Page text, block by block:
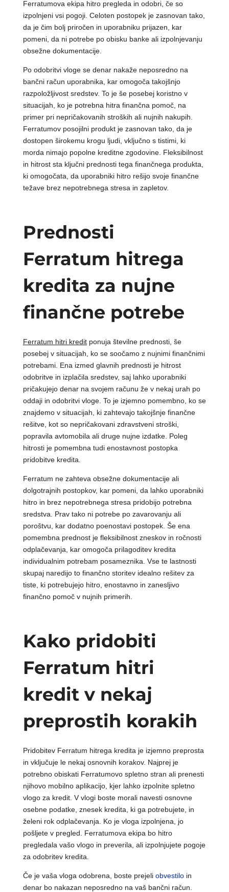
Ferratumova ekipa hitro pregleda in odobri, če so
izpolnjeni vsi pogoji. Celoten postopek je zasnovan tako,
da je čim bolj priročen in uporabniku prijazen, kar
pomeni, da ni potrebe po obisku banke ali izpolnjevanju
obsežne dokumentacije.
Po odobritvi vloge se denar nakaže neposredno na
bančni račun uporabnika, kar omogoča takojšnjo
razpoložljivost sredstev. To je še posebej koristno v
situacijah, ko je potrebna hitra finančna pomoč, na
primer pri nepričakovanih stroških ali nujnih nakupih.
Ferratumov posojilni produkt je zasnovan tako, da je
dostopen širokemu krogu ljudi, vključno s tistimi, ki
morda nimajo popolne kreditne zgodovine. Fleksibilnost
in hitrost sta ključni prednosti tega finančnega produkta,
ki omogočata, da uporabniki hitro rešijo svoje finančne
težave brez nepotrebnega stresa in zapletov.
Prednosti
Ferratum hitrega
kredita za nujne
finančne potrebe
Ferratum hitri kreditponuja številne prednosti, še
posebej v situacijah, ko se soočamo z nujnimi finančnimi
potrebami. Ena izmed glavnih prednosti je hitrost
odobritve in izplačila sredstev, saj lahko uporabniki
pričakujejo denar na svojem računu že v nekaj urah po
oddaji in odobritvi vloge. To je izjemno pomembno, ko se
znajdemo v situacijah, ki zahtevajo takojšnje finančne
rešitve, kot so nepričakovani zdravstveni stroški,
popravila avtomobila ali druge nujne izdatke. Poleg
hitrosti je pomembna tudi enostavnost postopka
pridobitve kredita.
Ferratum ne zahteva obsežne dokumentacije ali
dolgotrajnih postopkov, kar pomeni, da lahko uporabniki
hitro in brez nepotrebnega stresa pridobijo potrebna
sredstva. Prav tako ni potrebe po zavarovanju ali
poroštvu, kar dodatno poenostavi postopek. Še ena
pomembna prednost je fleksibilnost zneskov in ročnosti
odplačevanja, kar omogoča prilagoditev kredita
individualnim potrebam posameznika. Vse te lastnosti
skupaj naredijo to finančno storitev idealno rešitev za
tiste, ki potrebujejo hitro, enostavno in zanesljivo
finančno pomoč v nujnih primerih.
Kako pridobiti
Ferratum hitri
kredit v nekaj
preprostih korakih
Pridobitev Ferratum hitrega kredita je izjemno preprosta
in vključuje le nekaj osnovnih korakov. Najprej je
potrebno obiskati Ferratumovo spletno stran ali prenesti
njihovo mobilno aplikacijo, kjer lahko izpolnite spletno
vlogo za kredit. V vlogi boste morali navesti osnovne
osebne podatke, znesek kredita, ki ga potrebujete, in
želeni rok odplačevanja. Ko je vloga izpolnjena, jo
pošljete v pregled. Ferratumova ekipa bo hitro
pregledala vašo vlogo in preverila, ali izpolnjujete pogoje
za odobritev kredita.
Če je vaša vloga odobrena, boste prejeli obvestiloin
denar bo nakazan neposredno na vaš bančni račun.